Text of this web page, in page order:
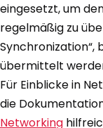
eingesetzt, um
regelmäßig zu
Synchronization“,
übermittelt
Für Einblicke in
die
Networking